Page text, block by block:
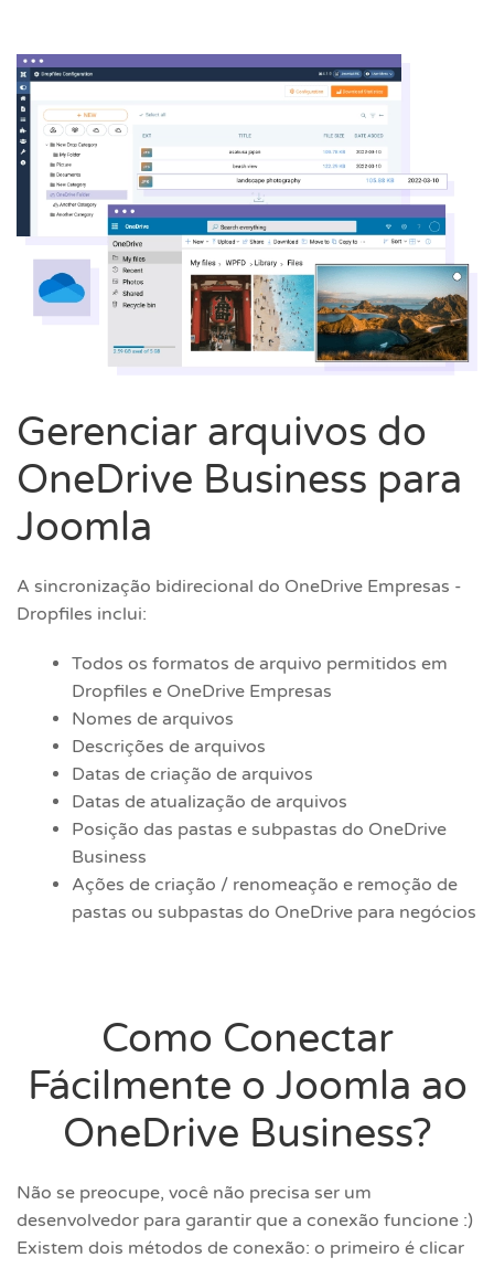
Gerenciar arquivos do
OneDrive Business para
Joomla
A sincronização bidirecional do OneDrive Empresas -
Dropfiles inclui:
Todos os formatos de arquivo permitidos em
Dropfiles e OneDrive Empresas
Nomes de arquivos
Descrições de arquivos
Datas de criação de arquivos
Datas de atualização de arquivos
Posição das pastas e subpastas do OneDrive
Business
Ações de criação / renomeação e remoção de
pastas ou subpastas do OneDrive para negócios
Como Conectar
Fácilmente o Joomla ao
OneDrive Business?
Não se preocupe, você não precisa ser um
desenvolvedor para garantir que a conexão funcione :)
Existem dois métodos de conexão: o primeiro é clicar